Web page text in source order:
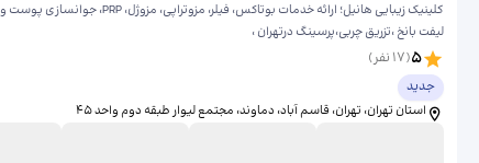
کلینیک زیبایی هانیل؛ ارائه خدمات بوتاکس، فیلر، مزوتراپی، مزوژل، PRP، جوانسازی پوست و
لیفت بانخ ،تزریق چربی،پرسینگ درتهران ،
5
(
17 نفر)
جدید
استان تهران، تهران، قاسم آباد، دماوند، ​مجتمع لیوار طبقه دوم واحد ۴۵